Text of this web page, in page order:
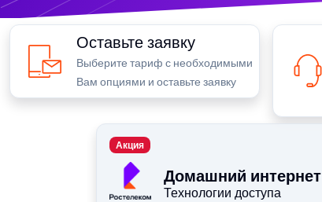
Оставьте заявку
Выберите тариф с необходимыми
Вам опциями и оставьте заявку
Домашний интернет
Технологии доступа
Акция